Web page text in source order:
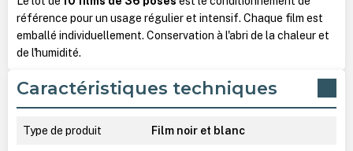
référence pour un usage régulier et intensif. Chaque film est
emballé individuellement. Conservation à l'abri de la chaleur et
de l'humidité.
Caractéristiques techniques
Type de produit Film noir et blanc